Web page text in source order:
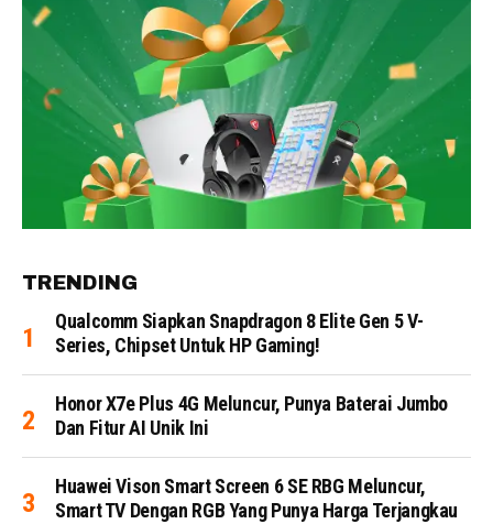
TRENDING
Qualcomm Siapkan Snapdragon 8 Elite Gen 5 V-
Series, Chipset Untuk HP Gaming!
Honor X7e Plus 4G Meluncur, Punya Baterai Jumbo
Dan Fitur AI Unik Ini
Huawei Vison Smart Screen 6 SE RBG Meluncur,
Smart TV Dengan RGB Yang Punya Harga Terjangkau